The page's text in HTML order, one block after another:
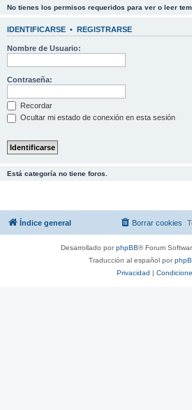
No tienes los permisos requeridos para ver o leer
IDENTIFICARSE • REGISTRARSE
Nombre de Usuario:
Contraseña:
Recordar
Ocultar mi estado de conexión en esta sesión
Está categoría no tiene foros.
Índice general Borrar cookies
Desarrollado porphpBB® Forum
Traducción al español por
Privacidad |